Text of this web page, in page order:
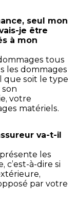
seul mon
je être
à mon
tous
les dommages
que soit le type
votre
matériels.
va-t-il
les
c’est-à-dire si
par votre